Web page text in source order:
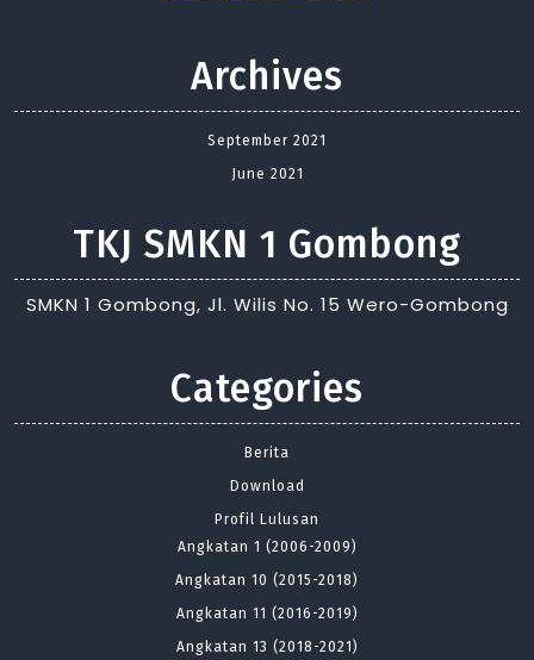
Archives
September 2021
June 2021
TKJ SMKN 1 Gombong
SMKN 1 Gombong, Jl. Wilis No. 15 Wero-Gombong
Categories
Berita
Download
Profil Lulusan
Angkatan 1 (2006-2009)
Angkatan 10 (2015-2018)
Angkatan 11 (2016-2019)
Angkatan 13 (2018-2021)